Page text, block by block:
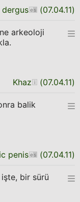
dergus (07.04.11)
arkeoloji
Khaz (07.04.11)
balik
penis (07.04.11)
bir sürü